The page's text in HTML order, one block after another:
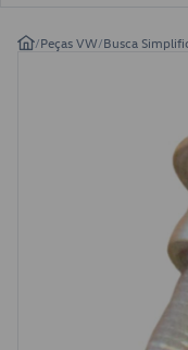
/Peças VW/Busca